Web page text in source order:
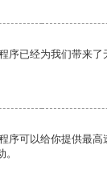
序已经为我们带来
序可以给你提供最